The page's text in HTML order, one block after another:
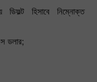
ডিফল্ট হিসাবে নিম্নোক্ত
ডলার;